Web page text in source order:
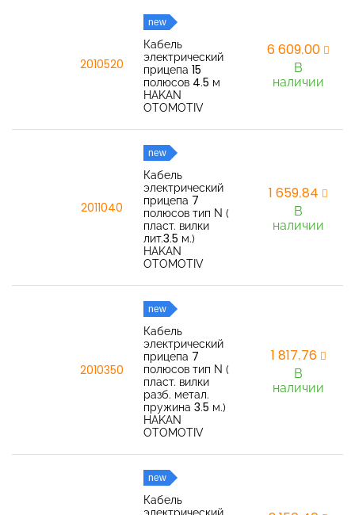
2010520
new
Кабель
электрический
прицепа 15
полюсов 4.5 м
HAKAN
OTOMOTIV
6 609,00
В
наличии
2011040
new
Кабель
электрический
прицепа 7
полюсов тип N (
пласт. вилки
лит.3.5 м.)
HAKAN
OTOMOTIV
1 659,84
В
наличии
2010350
new
Кабель
электрический
прицепа 7
полюсов тип N (
пласт. вилки
разб. метал.
пружина 3.5 м.)
HAKAN
OTOMOTIV
1 817,76
В
наличии
new
Кабель